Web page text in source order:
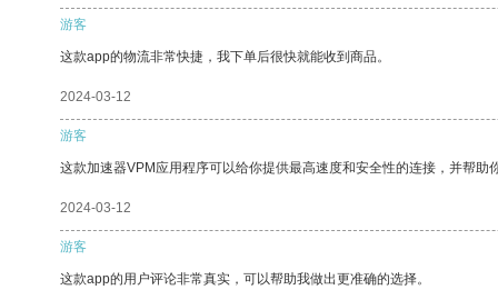
游客
这款app的物流非常快捷，我下单后很快就能收到商品。
2024-03-12
游客
这款加速器VPM应用程序可以给你提供最高速度和安全性的连接，并帮助
2024-03-12
游客
这款app的用户评论非常真实，可以帮助我做出更准确的选择。